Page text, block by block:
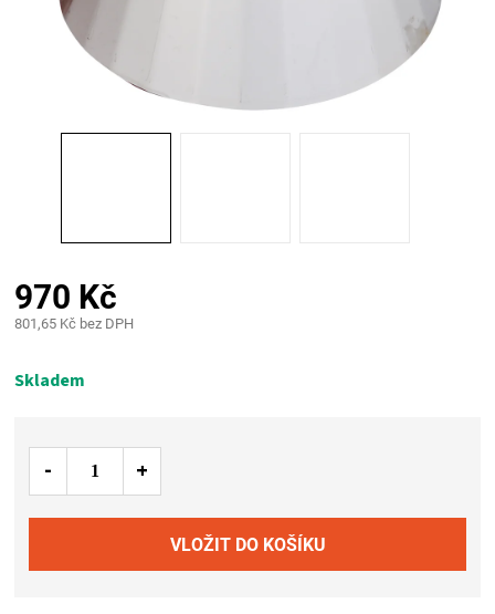
PALIVO
NÁDOBÍ
LODGE
970 Kč
801,65 Kč bez DPH
cena:
Skladem